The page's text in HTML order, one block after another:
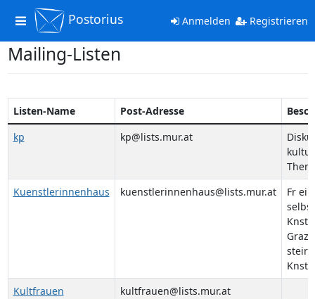
Toggle
navigation
Postorius Anmelden Registrieren
Mailing-Listen
Listen-Name Post-Adresse
kp
kp@lists.mur.at
Kuenstlerinnenhaus
kuenstlerinnenhaus@lists.mur.at
Fr ein
Graz
Kultfrauen
kultfrauen@lists.mur.at